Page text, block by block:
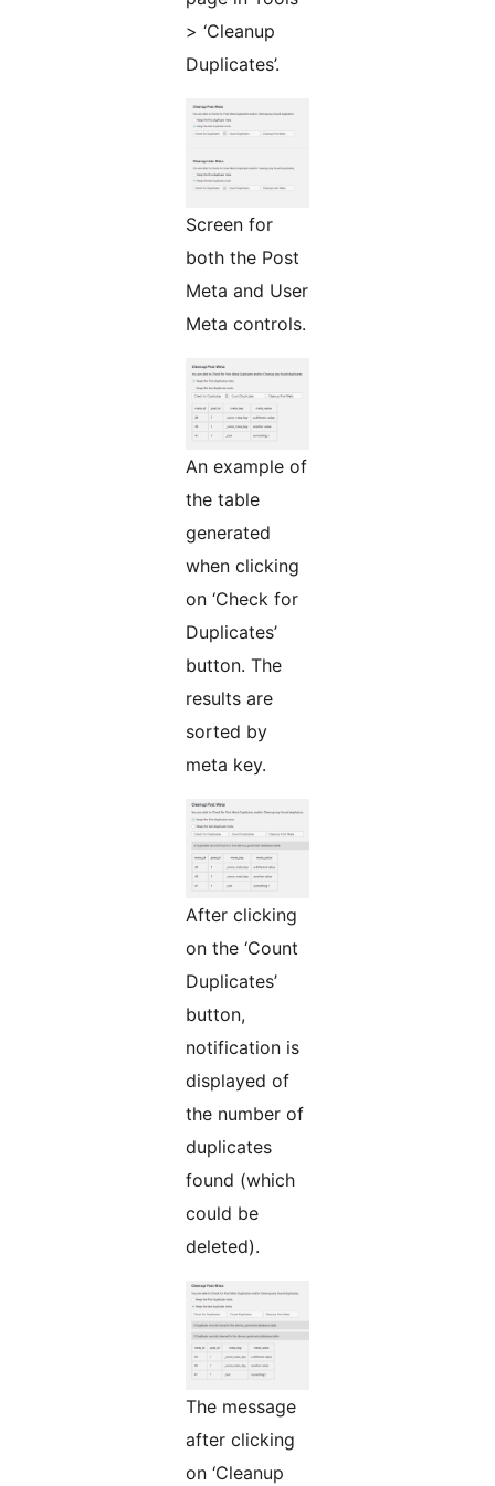
> ‘Cleanup
Duplicates’.
Screen for
both the Post
Meta and User
Meta controls.
An example of
the table
generated
when clicking
on ‘Check for
Duplicates’
button. The
results are
sorted by
meta key.
After clicking
on the ‘Count
Duplicates’
button,
notification is
displayed of
the number of
duplicates
found (which
could be
deleted).
The message
after clicking
on ‘Cleanup